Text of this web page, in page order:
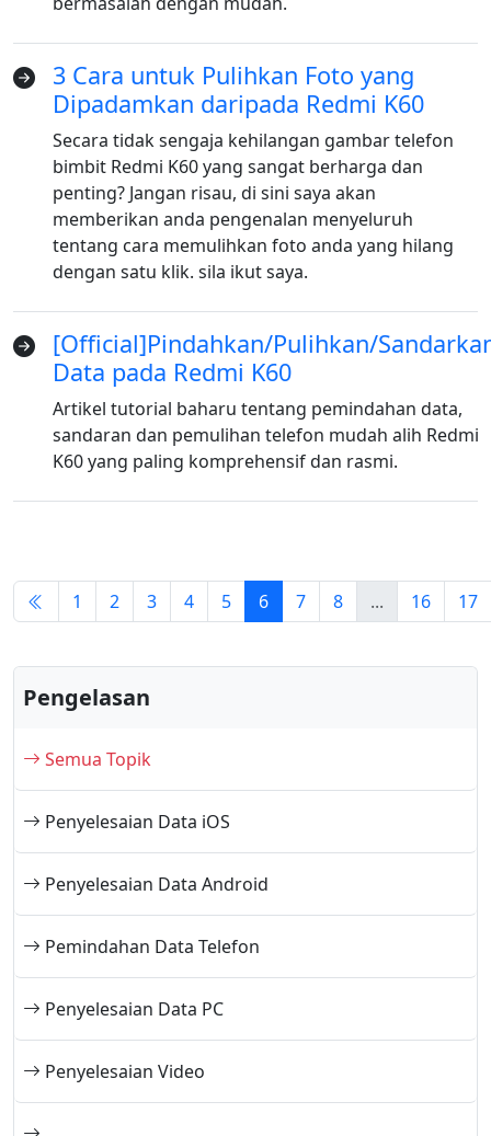
Pengelasan
Semua Topik
Penyelesaian Data iOS
Penyelesaian Data Android
Pemindahan Data Telefon
Penyelesaian Data PC
Penyelesaian Video
3 Cara untuk Pulihkan Foto yang
Dipadamkan daripada Redmi K60
Secara tidak sengaja kehilangan gambar telefon
bimbit Redmi K60 yang sangat berharga dan
penting? Jangan risau, di sini saya akan
memberikan anda pengenalan menyeluruh
tentang cara memulihkan foto anda yang hilang
dengan satu klik. sila ikut saya.
[Official]Pindahkan/Pulihkan/
Data pada Redmi K60
Artikel tutorial baharu tentang pemindahan data,
sandaran dan pemulihan telefon mudah alih Redmi
K60 yang paling komprehensif dan rasmi.
1 2 3 4 5 6 7 8 ... 16 17
Norsk Suomalainen
русский
हिंदी
தமிழ்
Bahasa Melayu
ไทย
한국어
Română
Polskie
қазақ
Gaeilge
繁體中文